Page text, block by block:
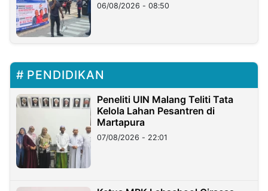
06/08/2026 - 08:50
PENDIDIKAN
Peneliti UIN Malang Teliti Tata
Kelola Lahan Pesantren di
Martapura
07/08/2026 - 22:01